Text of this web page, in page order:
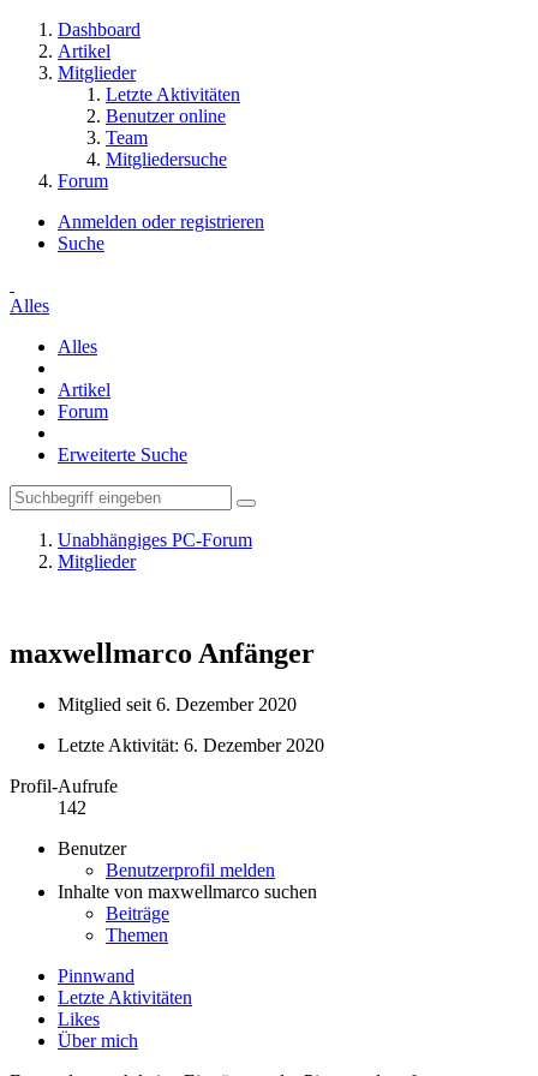
Dashboard
Artikel
Mitglieder
Letzte Aktivitäten
Benutzer online
Team
Mitgliedersuche
Forum
Anmelden oder registrieren
Suche
Alles
Alles
Artikel
Forum
Erweiterte Suche
Unabhängiges PC-Forum
Mitglieder
maxwellmarco Anfänger
Mitglied seit 6. Dezember 2020
Letzte Aktivität: 6. Dezember 2020
Profil-Aufrufe
142
Benutzer
Benutzerprofil melden
Inhalte von maxwellmarco suchen
Beiträge
Themen
Pinnwand
Letzte Aktivitäten
Likes
Über mich